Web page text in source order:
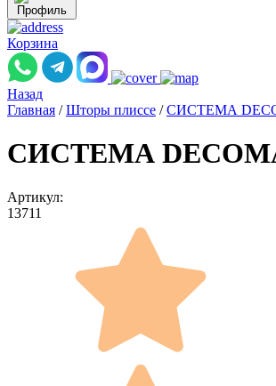
Профиль
Корзина
Назад
Главная / Шторы плиссе / СИСТЕМА
СИСТЕМА
Артикул:
13711